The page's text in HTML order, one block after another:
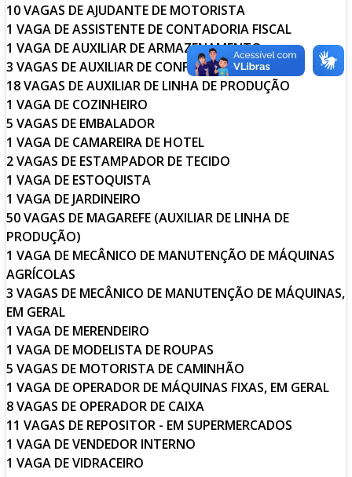
10 VAGAS DE AJUDANTE DE MOTORISTA
1 VAGA DE ASSISTENTE DE CONTADORIA FISCAL
1 VAGA DE AUXILIAR DE ARMAZENAMENTO
3 VAGAS DE AUXILIAR DE CONFEITARIA
18 VAGAS DE AUXILIAR DE LINHA DE PRODUÇÃO
1 VAGA DE COZINHEIRO
5 VAGAS DE EMBALADOR
1 VAGA DE CAMAREIRA DE HOTEL
2 VAGAS DE ESTAMPADOR DE TECIDO
1 VAGA DE ESTOQUISTA
1 VAGA DE JARDINEIRO
50 VAGAS DE MAGAREFE (AUXILIAR DE LINHA DE
PRODUÇÃO)
1 VAGA DE MECÂNICO DE MANUTENÇÃO DE MÁQUINAS
AGRÍCOLAS
3 VAGAS DE MECÂNICO DE MANUTENÇÃO DE MÁQUINAS,
EM GERAL
1 VAGA DE MERENDEIRO
1 VAGA DE MODELISTA DE ROUPAS
5 VAGAS DE MOTORISTA DE CAMINHÃO
1 VAGA DE OPERADOR DE MÁQUINAS FIXAS, EM GERAL
8 VAGAS DE OPERADOR DE CAIXA
11 VAGAS DE REPOSITOR - EM SUPERMERCADOS
1 VAGA DE VENDEDOR INTERNO
1 VAGA DE VIDRACEIRO